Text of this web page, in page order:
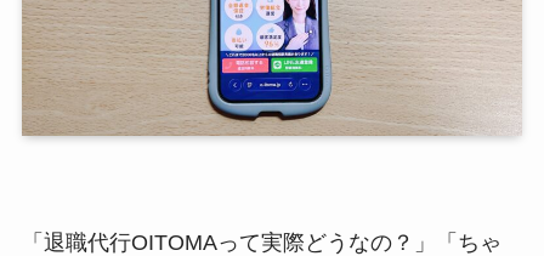
「退職代行OITOMAって実際どうなの？」「ちゃ